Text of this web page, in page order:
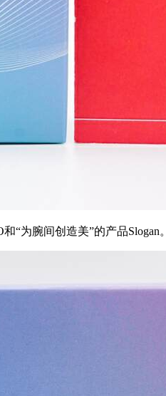
“为腕间创造美”的产品Slogan。